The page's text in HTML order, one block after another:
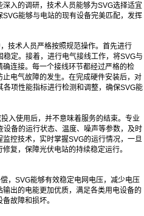
入的调研，技术人员能够为SVG选择适宜
能够与电站的现有设备完美匹配，发挥
技术人员严格按照规范操作。首先进行
定。接着，进行电气接线工作，将SVG与
连接。每一个接线环节都经过严格的检
电气故障的发生。在完成硬件安装后，对
项性能指标进行检测和调整，确保SVG能
入使用后，并不意味着服务的结束。专业
备的运行状态、温度、噪声等参数，及时
控技术，实时掌握SVG的运行情况，一旦
复，保障光伏电站的持续稳定运行。
，SVG能够有效稳定电网电压，减少电压
出的电能更加优质，满足各类用电设备的
故障和损坏。